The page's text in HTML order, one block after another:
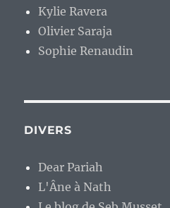
Kylie Ravera
Olivier Saraja
Sophie Renaudin
DIVERS
Dear Pariah
L'Âne à Nath